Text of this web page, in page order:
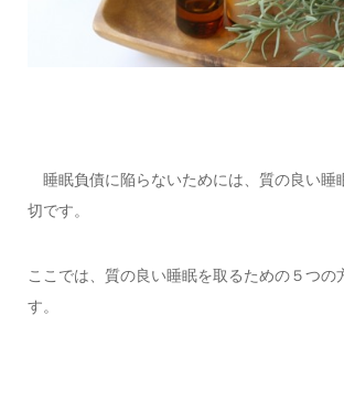
睡眠負債に陥らないためには、質の良い睡
切です。
ここでは、質の良い睡眠を取るための５つの
す。